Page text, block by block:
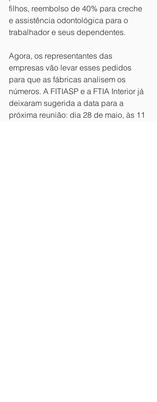
filhos, reembolso de 40% para creche
e assistência odontológica para o
trabalhador e seus dependentes.
Agora, os representantes das
empresas vão levar esses pedidos
para que as fábricas analisem os
números. A FITIASP e a FTIA Interior já
deixaram sugerida a data para a
próxima reunião: dia 28 de maio, às 11